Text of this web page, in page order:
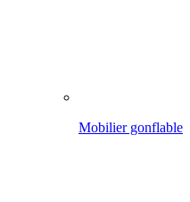
Mobilier gonflable